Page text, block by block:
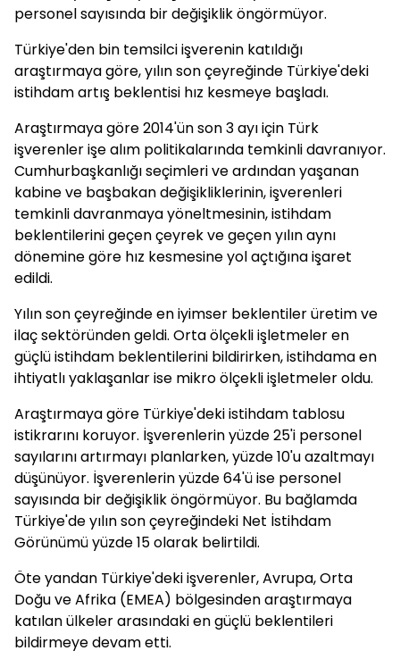
personel sayısında bir değişiklik öngörmüyor.
Türkiye'den bin temsilci işverenin katıldığı
araştırmaya göre, yılın son çeyreğinde Türkiye'deki
istihdam artış beklentisi hız kesmeye başladı.
Araştırmaya göre 2014'ün son 3 ayı için Türk
işverenler işe alım politikalarında temkinli davranıyor.
Cumhurbaşkanlığı seçimleri ve ardından yaşanan
kabine ve başbakan değişikliklerinin, işverenleri
temkinli davranmaya yöneltmesinin, istihdam
beklentilerini geçen çeyrek ve geçen yılın aynı
dönemine göre hız kesmesine yol açtığına işaret
edildi.
Yılın son çeyreğinde en iyimser beklentiler üretim ve
ilaç sektöründen geldi. Orta ölçekli işletmeler en
güçlü istihdam beklentilerini bildirirken, istihdama en
ihtiyatlı yaklaşanlar ise mikro ölçekli işletmeler oldu.
Araştırmaya göre Türkiye'deki istihdam tablosu
istikrarını koruyor. İşverenlerin yüzde 25'i personel
sayılarını artırmayı planlarken, yüzde 10'u azaltmayı
düşünüyor. İşverenlerin yüzde 64'ü ise personel
sayısında bir değişiklik öngörmüyor. Bu bağlamda
Türkiye'de yılın son çeyreğindeki Net İstihdam
Görünümü yüzde 15 olarak belirtildi.
Öte yandan Türkiye'deki işverenler, Avrupa, Orta
Doğu ve Afrika (EMEA) bölgesinden araştırmaya
katılan ülkeler arasındaki en güçlü beklentileri
bildirmeye devam etti.